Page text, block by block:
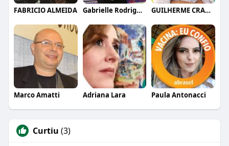
FABRICIO ALMEIDA Gabrielle Rodrigues GUILHERME CRAMER BALLE
Marco Amatti Adriana Lara Paula Antonacci
Curtiu (3)